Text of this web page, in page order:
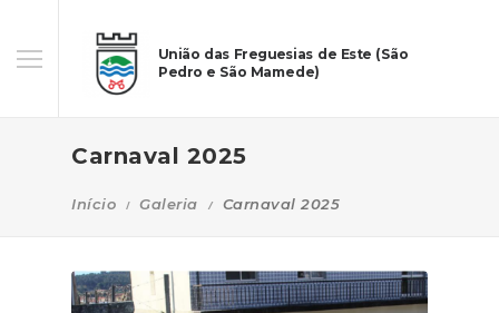
União das Freguesias de Este (São
Pedro e São Mamede)
Carnaval 2025
Início Galeria Carnaval 2025